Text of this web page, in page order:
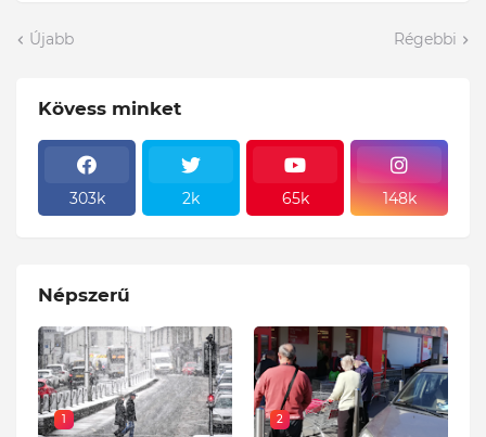
Újabb Régebbi
Kövess minket
303k 2k 65k 148k
Népszerű
1 2